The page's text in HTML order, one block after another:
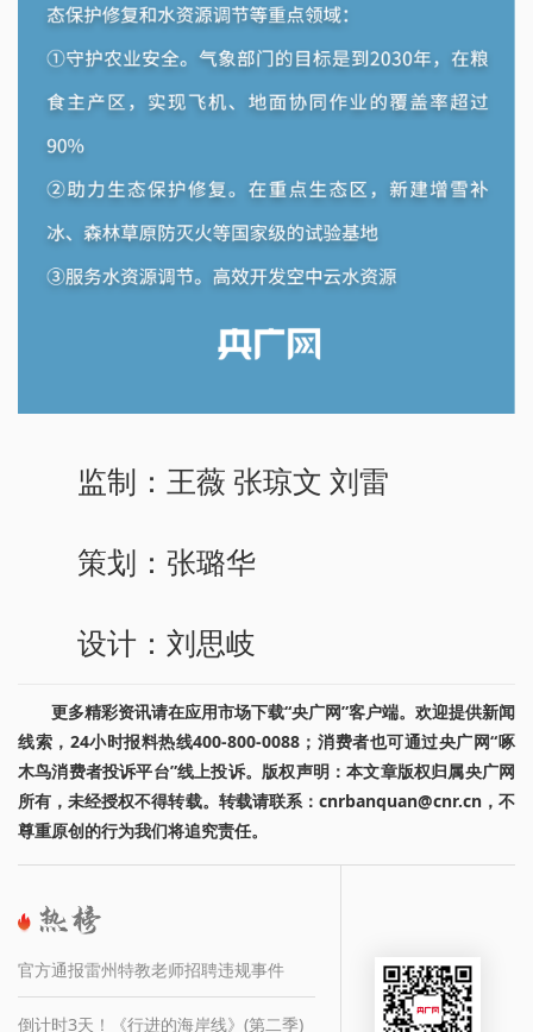
监制：王薇 张琼文 刘雷
策划：张璐华
设计：刘思岐
更多精彩资讯请在应用市场下载“央广网”客户端。欢迎提供新闻
线索，24小时报料热线400-800-0088；消费者也可通过央广网“啄
木鸟消费者投诉平台”线上投诉。版权声明：本文章版权归属央广网
所有，未经授权不得转载。转载请联系：cnrbanquan@cnr.cn，不
尊重原创的行为我们将追究责任。
官方通报雷州特教老师招聘违规事件
倒计时3天！《行进的海岸线》(第二季)